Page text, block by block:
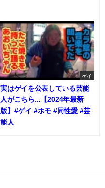
ゲイ
実はゲイを公表している芸能
人がこちら...【2024年最新
版】#ゲイ #ホモ #同性愛 #芸
能人